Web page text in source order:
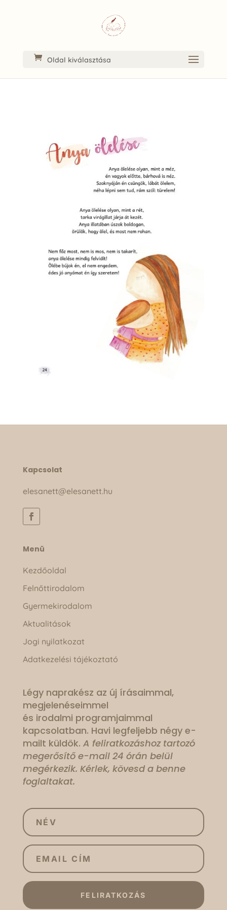
Oldal kiválasztása
Kapcsolat
elesanett@elesanett.hu
Menü
Kezdőoldal
Felnőttirodalom
Gyermekirodalom
Aktualitások
Jogi nyilatkozat
Adatkezelési tájékoztató
Légy naprakész az új írásaimmal,
megjelenéseimmel
és irodalmi programjaimmal
kapcsolatban. Havi legfeljebb négy e-
mailt küldök. A feliratkozáshoz tartozó
megerősítő e-mail 24 órán belül
megérkezik. Kérlek, kövesd a benne
foglaltakat.
FELIRATKOZÁS